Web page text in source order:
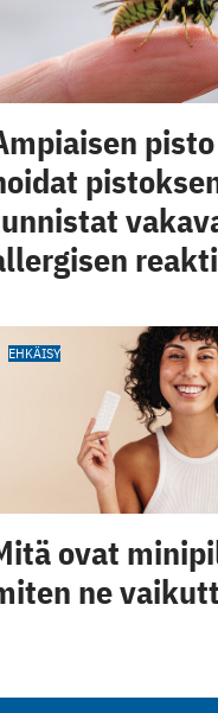
EHKÄISY
ovat
ne